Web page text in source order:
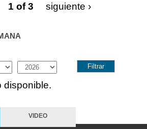
1 of 3 siguiente ›
Year
disponible.
VIDEO